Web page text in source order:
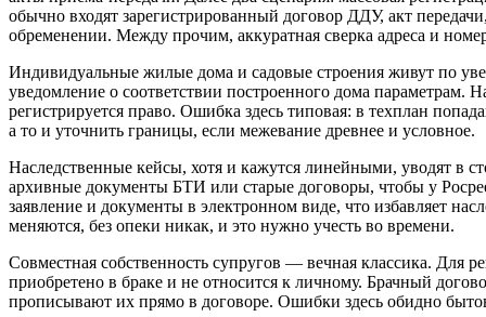
обычно входят зарегистрированный договор ДДУ, акт
обременении. Между прочим, аккуратная сверка адреса и
Индивидуальные жилые дома и садовые строения живут по
уведомление о соответствии построенного дома параметрам.
регистрируется право. Ошибка здесь типовая: в техплан
а то и уточнить границы, если межевание древнее и условное.
Наследственные кейсы, хотя и кажутся линейными, уводят в
архивные документы БТИ или старые договоры, чтобы у
заявление и документы в электронном виде, что избавляет
меняются, без опеки никак, и это нужно учесть во времени.
Совместная собственность супругов — вечная классика. Для
приобретено в браке и не относится к личному. Брачный
прописывают их прямо в договоре. Ошибки здесь обидно